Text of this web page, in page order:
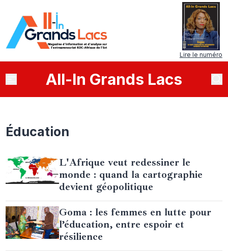
Lire le numéro
All-In Grands Lacs
Éducation
L'Afrique veut redessiner le
monde : quand la cartographie
devient géopolitique
Goma : les femmes en lutte pour
l’éducation, entre espoir et
résilience